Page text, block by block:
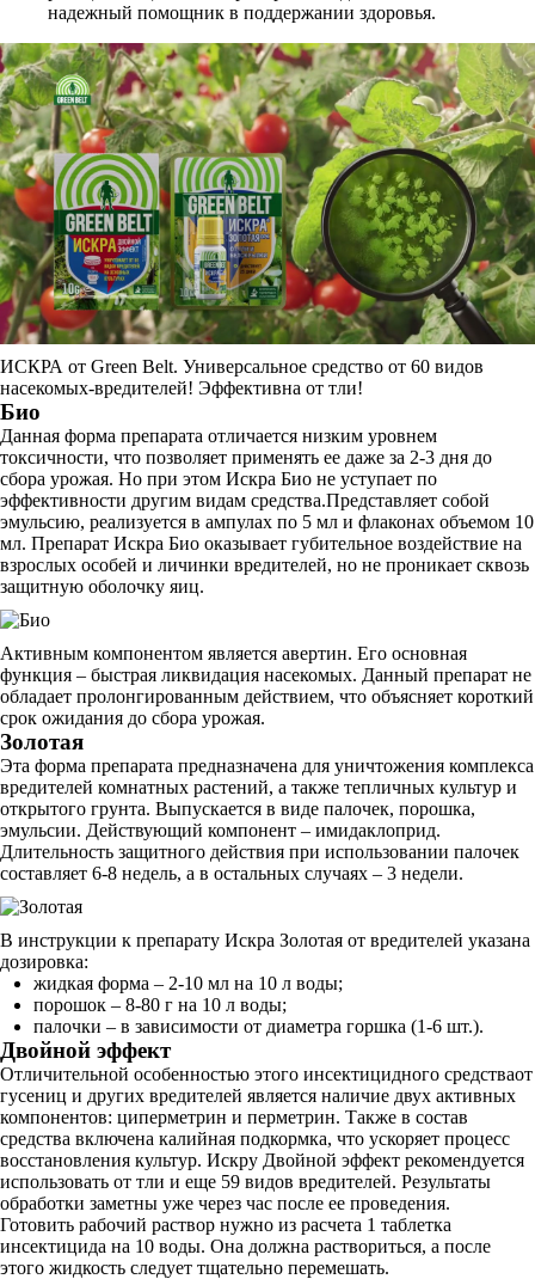
надежный помощник в поддержании здоровья.
ИСКРА от Green Belt. Универсальное средство от 60 видов
насекомых-вредителей! Эффективна от тли!
Био
Данная форма препарата отличается низким уровнем
токсичности, что позволяет применять ее даже за 2-3 дня до
сбора урожая. Но при этом Искра Био не уступает по
эффективности другим видам средства.Представляет собой
эмульсию, реализуется в ампулах по 5 мл и флаконах объемом 10
мл. Препарат Искра Био оказывает губительное воздействие на
взрослых особей и личинки вредителей, но не проникает сквозь
защитную оболочку яиц.
Активным компонентом является авертин. Его основная
функция – быстрая ликвидация насекомых. Данный препарат не
обладает пролонгированным действием, что объясняет короткий
срок ожидания до сбора урожая.
Золотая
Эта форма препарата предназначена для уничтожения комплекса
вредителей комнатных растений, а также тепличных культур и
открытого грунта. Выпускается в виде палочек, порошка,
эмульсии. Действующий компонент – имидаклоприд.
Длительность защитного действия при использовании палочек
составляет 6-8 недель, а в остальных случаях – 3 недели.
В инструкции к препарату Искра Золотая от вредителей указана
дозировка:
жидкая форма – 2-10 мл на 10 л воды;
порошок – 8-80 г на 10 л воды;
палочки – в зависимости от диаметра горшка (1-6 шт.).
Двойной эффект
Отличительной особенностью этого инсектицидного средстваот
гусениц и других вредителей является наличие двух активных
компонентов: циперметрин и перметрин. Также в состав
средства включена калийная подкормка, что ускоряет процесс
восстановления культур. Искру Двойной эффект рекомендуется
использовать от тли и еще 59 видов вредителей. Результаты
обработки заметны уже через час после ее проведения.
Готовить рабочий раствор нужно из расчета 1 таблетка
инсектицида на 10 воды. Она должна раствориться, а после
этого жидкость следует тщательно перемешать.